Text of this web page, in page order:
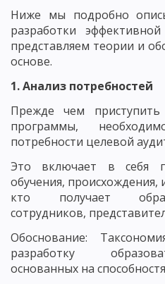
Ниже мы подробно
разработки
представляем теории и
основе.
1. Анализ потребностей
Прежде чем
программы,
потребности целевой
Это включает в себя
обучения, происхождения,
кто получает
сотрудников,
Обоснование:
разработку
основанных на